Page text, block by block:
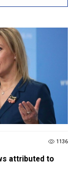
1136
attributed to